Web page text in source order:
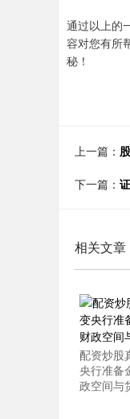
通过以上的
容对您有所
秘！
上一篇：
下一篇：
相关文章
配资炒股
央行准备
政空间与